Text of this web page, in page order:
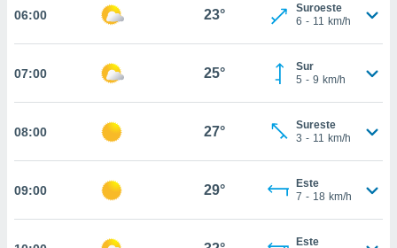
todas
nos
y análisis
como
y
en
06:00 23°
Suroeste
6 - 11 km/h
07:00 25°
Sur
5 - 9 km/h
08:00 27°
Sureste
3 - 11 km/h
09:00 29°
Este
7 - 18 km/h
Este